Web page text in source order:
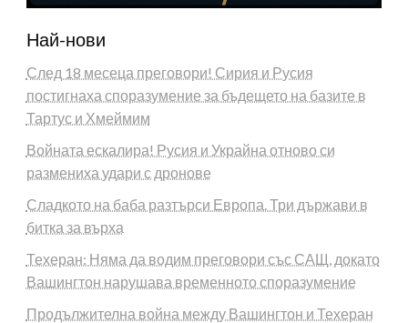
Най-нови
След 18 месеца преговори! Сирия и Русия
постигнаха споразумение за бъдещето на базите в
Тартус и Хмеймим
Войната ескалира! Русия и Украйна отново си
размениха удари с дронове
Сладкото на баба разтърси Европа. Три държави в
битка за върха
Техеран: Няма да водим преговори със САЩ, докато
Вашингтон нарушава временното споразумение
Продължителна война между Вашингтон и Техеран